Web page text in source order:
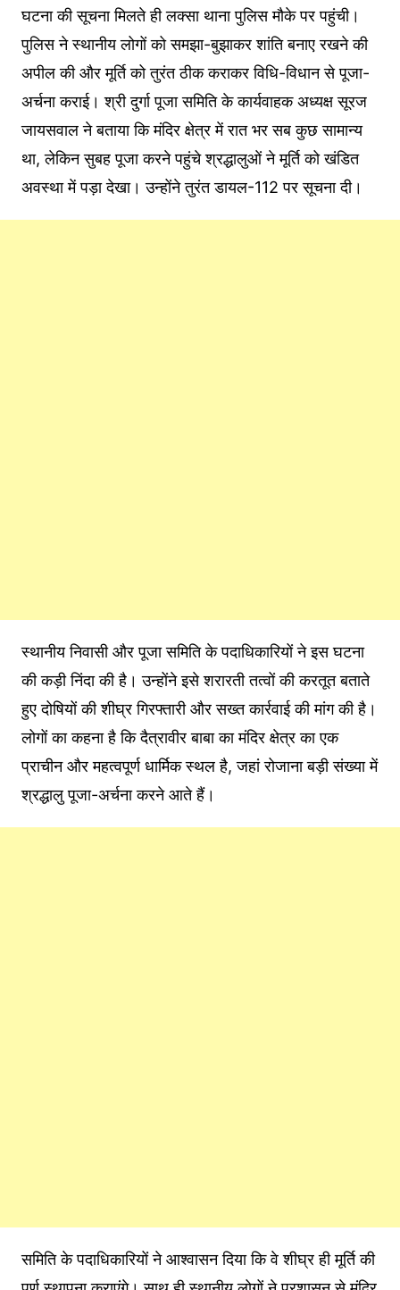
घटना की सूचना मिलते ही लक्सा थाना पुलिस मौके पर पहुंची।
पुलिस ने स्थानीय लोगों को समझा-बुझाकर शांति बनाए रखने की
अपील की और मूर्ति को तुरंत ठीक कराकर विधि-विधान से पूजा-
अर्चना कराई। श्री दुर्गा पूजा समिति के कार्यवाहक अध्यक्ष सूरज
जायसवाल ने बताया कि मंदिर क्षेत्र में रात भर सब कुछ सामान्य
था, लेकिन सुबह पूजा करने पहुंचे श्रद्धालुओं ने मूर्ति को खंडित
अवस्था में पड़ा देखा। उन्होंने तुरंत डायल-112 पर सूचना दी।
स्थानीय निवासी और पूजा समिति के पदाधिकारियों ने इस घटना
की कड़ी निंदा की है। उन्होंने इसे शरारती तत्वों की करतूत बताते
हुए दोषियों की शीघ्र गिरफ्तारी और सख्त कार्रवाई की मांग की है।
लोगों का कहना है कि दैत्रावीर बाबा का मंदिर क्षेत्र का एक
प्राचीन और महत्वपूर्ण धार्मिक स्थल है, जहां रोजाना बड़ी संख्या में
श्रद्धालु पूजा-अर्चना करने आते हैं।
समिति के पदाधिकारियों ने आश्वासन दिया कि वे शीघ्र ही मूर्ति की